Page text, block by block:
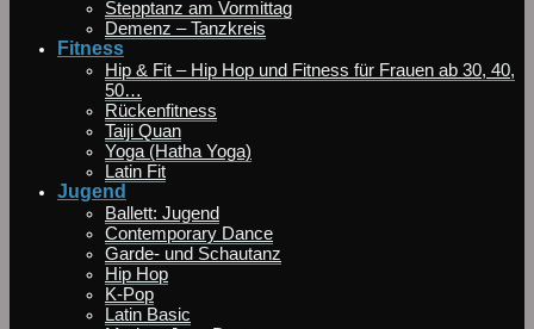
Stepptanz am Vormittag
Demenz – Tanzkreis
Fitness
Hip & Fit – Hip Hop und Fitness für Frauen ab 30, 40,
50…
Rückenfitness
Taiji Quan
Yoga (Hatha Yoga)
Latin Fit
Jugend
Ballett: Jugend
Contemporary Dance
Garde- und Schautanz
Hip Hop
K-Pop
Latin Basic